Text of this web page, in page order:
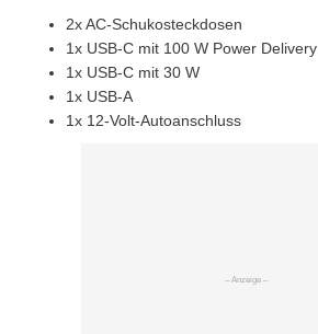
2x AC-Schukosteckdosen
1x USB-C mit 100 W Power Delivery
1x USB-C mit 30 W
1x USB-A
1x 12-Volt-Autoanschluss